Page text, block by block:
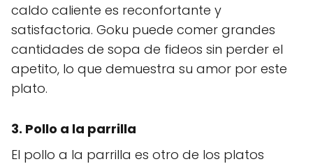
caldo caliente es reconfortante y
satisfactoria. Goku puede comer grandes
cantidades de sopa de fideos sin perder el
apetito, lo que demuestra su amor por este
plato.
3. Pollo a la parrilla
El pollo a la parrilla es otro de los platos